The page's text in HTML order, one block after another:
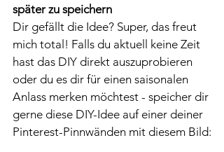
später zu speichern
Dir gefällt die Idee? Super, das freut
mich total! Falls du aktuell keine Zeit
hast das DIY direkt auszuprobieren
oder du es dir für einen saisonalen
Anlass merken möchtest - speicher dir
gerne diese DIY-Idee auf einer deiner
Pinterest-Pinnwänden mit diesem Bild: